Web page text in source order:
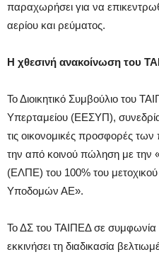
παραχωρήσει για να
αερίου και ρεύματος.
Η χθεσινή ανακοίνωση του
Το Διοικητικό Συμβούλιο του
Υπερταμείου (ΕΕΣΥΠ),
τις οικονομικές προσφορές
την από κοινού πώληση με την
(ΕΛΠΕ) του 100% του
Υποδομών ΑΕ».
Το ΔΣ του ΤΑΙΠΕΔ σε
εκκινήσει τη διαδικασία